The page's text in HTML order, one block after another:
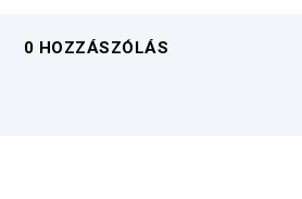
0 HOZZÁSZÓLÁS